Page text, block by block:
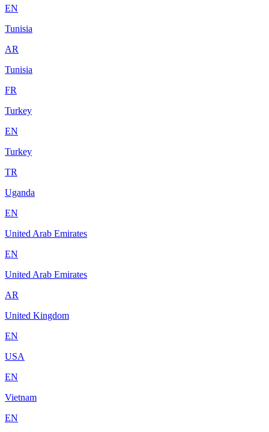
EN
Tunisia
AR
Tunisia
FR
Turkey
EN
Turkey
TR
Uganda
EN
United Arab Emirates
EN
United Arab Emirates
AR
United Kingdom
EN
USA
EN
Vietnam
EN